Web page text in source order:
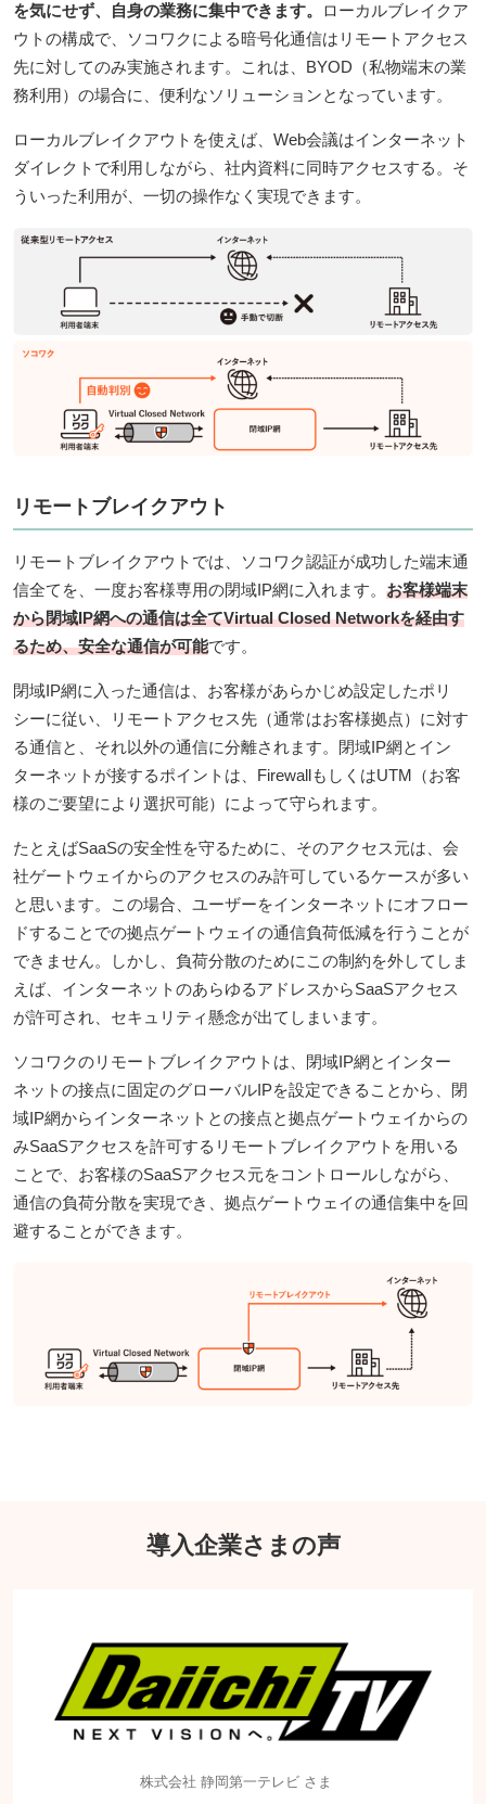
を気にせず、自身の業務に集中できます。
ローカルブレイクア
ウトの構成で、ソコワクによる暗号化通信はリモートアクセス
先に対してのみ実施されます。これは、BYOD（私物端末の業
務利用）の場合に、便利なソリューションとなっています。
ローカルブレイクアウトを使えば、Web会議はインターネット
ダイレクトで利用しながら、社内資料に同時アクセスする。そ
ういった利用が、一切の操作なく実現できます。
リモートブレイクアウト
リモートブレイクアウトでは、ソコワク認証が成功した端末通
信全てを、一度お客様専用の閉域IP網に入れます。 お客様端末
から閉域IP網への通信は全てVirtual Closed Networkを経由す
るため、安全な通信が可能です。
閉域IP網に入った通信は、お客様があらかじめ設定したポリ
シーに従い、リモートアクセス先（通常はお客様拠点）に対す
る通信と、それ以外の通信に分離されます。閉域IP網とイン
ターネットが接するポイントは、FirewallもしくはUTM（お客
様のご要望により選択可能）によって守られます。
たとえばSaaSの安全性を守るために、そのアクセス元は、会
社ゲートウェイからのアクセスのみ許可しているケースが多い
と思います。この場合、ユーザーをインターネットにオフロー
ドすることでの拠点ゲートウェイの通信負荷低減を行うことが
できません。しかし、負荷分散のためにこの制約を外してしま
えば、インターネットのあらゆるアドレスからSaaSアクセス
が許可され、セキュリティ懸念が出てしまいます。
ソコワクのリモートブレイクアウトは、閉域IP網とインター
ネットの接点に固定のグローバルIPを設定できることから、閉
域IP網からインターネットとの接点と拠点ゲートウェイからの
みSaaSアクセスを許可するリモートブレイクアウトを用いる
ことで、お客様のSaaSアクセス元をコントロールしながら、
通信の負荷分散を実現でき、拠点ゲートウェイの通信集中を回
避することができます。
導入企業さまの声
株式会社 静岡第一テレビ さま